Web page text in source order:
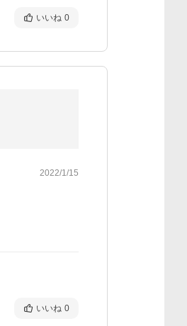
いいね 0
2022/1/15
いいね 0